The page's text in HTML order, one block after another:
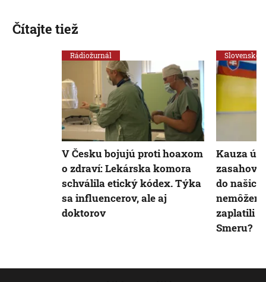
Čítajte tiež
Rádiožurnál
V Česku bojujú proti hoaxom
o zdraví: Lekárska komora
schválila etický kódex. Týka
sa influencerov, ale aj
doktorov
Slovensko
Kauza
do našich
zaplatili
Smeru?